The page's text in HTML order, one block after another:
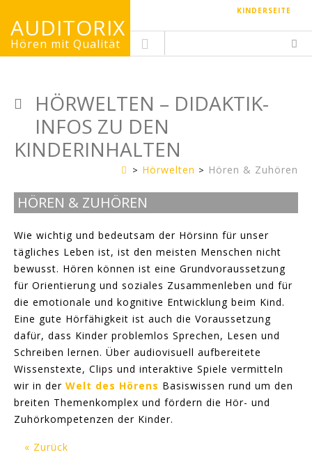
KINDERSEITE
AUDITORIX
Hören mit Qualität
HÖRWELTEN – DIDAKTIK-
INFOS ZU DEN
KINDERINHALTEN
Erwachsenenseite
Hörwelten Hören & Zuhören
HÖREN & ZUHÖREN
Wie wichtig und bedeutsam der Hörsinn für unser
tägliches Leben ist, ist den meisten Menschen nicht
bewusst. Hören können ist eine Grundvoraussetzung
für Orientierung und soziales Zusammenleben und für
die emotionale und kognitive Entwicklung beim Kind.
Eine gute Hörfähigkeit ist auch die Voraussetzung
dafür, dass Kinder problemlos Sprechen, Lesen und
Schreiben lernen. Über audiovisuell aufbereitete
Wissenstexte, Clips und interaktive Spiele vermitteln
wir in der Welt des Hörens Basiswissen rund um den
breiten Themenkomplex und fördern die Hör- und
Zuhörkompetenzen der Kinder.
« Zurück